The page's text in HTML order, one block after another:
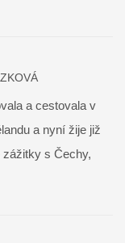
a cestovala v
a nyní žije již
zážitky s Čechy,